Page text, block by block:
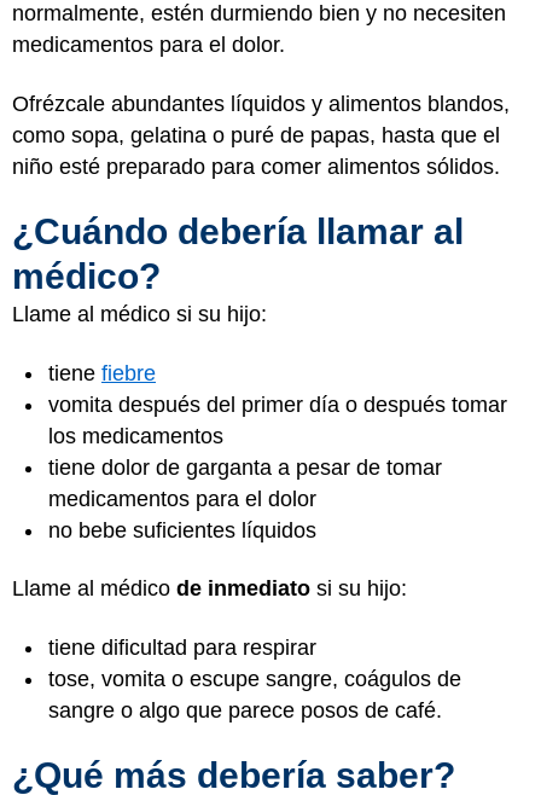
normalmente, estén durmiendo bien y no necesiten
medicamentos para el dolor.
Ofrézcale abundantes líquidos y alimentos blandos,
como sopa, gelatina o puré de papas, hasta que el
niño esté preparado para comer alimentos sólidos.
¿Cuándo debería llamar al
médico?
Llame al médico si su hijo:
tiene fiebre
vomita después del primer día o después tomar
los medicamentos
tiene dolor de garganta a pesar de tomar
medicamentos para el dolor
no bebe suficientes líquidos
Llame al médico de inmediato si su hijo:
tiene dificultad para respirar
tose, vomita o escupe sangre, coágulos de
sangre o algo que parece posos de café.
¿Qué más debería saber?